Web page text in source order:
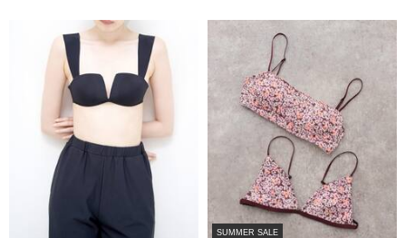
SUMMER SALE